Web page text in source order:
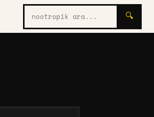
Nootropik
🔍